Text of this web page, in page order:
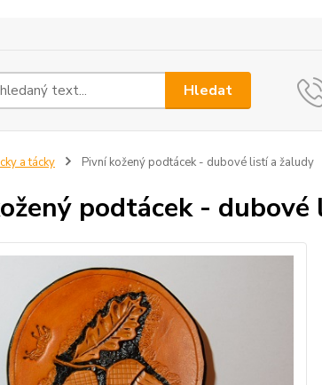
Hledat
a tácky Pivní kožený podtácek - dubové listí a žaludy
podtácek -